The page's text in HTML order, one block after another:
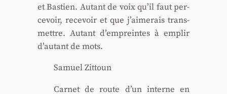
et Bas­tien. Autant de voix qu’il faut per­
ce­voir, rece­voir et que j’aimerais trans­
mettre. Autant d’empreintes à emplir
d’autant de mots.
Samuel Zit­toun
Car­net de route d’un interne en